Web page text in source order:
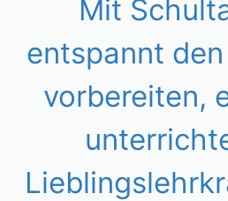
Mit
entspannt
vorbereiten,